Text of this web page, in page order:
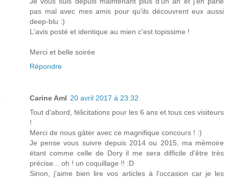
pas mal avec mes amis pour qu'ils découvrent eux aussi
deep-blu :)
L'avis posté et identique au mien c'est topissime !
Merci et belle soirée
Répondre
Carine Aml 20 avril 2017 à 23:32
Tout d'abord, félicitations pour les 6 ans et tous ces visiteurs
!
Merci de nous gâter avec ce magnifique concours ! :)
Je pense vous suivre depuis 2014 ou 2015, ma mémoire
étant comme celle de Dory il me sera difficile d'être très
précise... oh ! un coquillage !! :D
Sinon, j'aime bien lire vos articles à l'occasion car je les